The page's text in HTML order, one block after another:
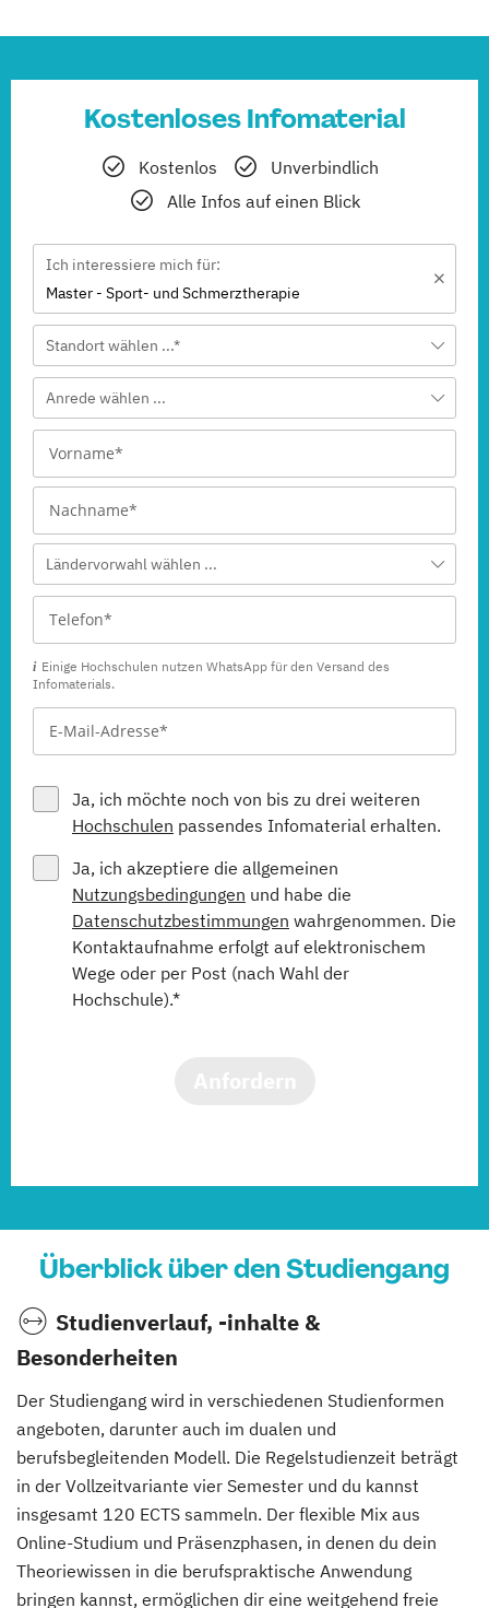
Kostenloses Infomaterial
Kostenlos
Unverbindlich
Alle Infos auf einen Blick
Ich interessiere mich für:
Master - Sport- und Schmerztherapie
Standort wählen ...*
Anrede wählen ...
Ländervorwahl wählen ...
Einige Hochschulen nutzen WhatsApp für den Versand des
Infomaterials.
Ja, ich möchte noch von bis zu drei weiteren
Hochschulen passendes Infomaterial erhalten.
Ja, ich akzeptiere die allgemeinen
Nutzungsbedingungen und habe die
Datenschutzbestimmungen wahrgenommen. Die
Kontaktaufnahme erfolgt auf elektronischem
Wege oder per Post (nach Wahl der
Hochschule).*
Überblick über den Studiengang
Studienverlauf, -inhalte &
Besonderheiten
Der Studiengang wird in verschiedenen Studienformen
angeboten, darunter auch im dualen und
berufsbegleitenden Modell. Die Regelstudienzeit beträgt
in der Vollzeitvariante vier Semester und du kannst
insgesamt 120 ECTS sammeln. Der flexible Mix aus
Online-Studium und Präsenzphasen, in denen du dein
Theoriewissen in die berufspraktische Anwendung
bringen kannst, ermöglichen dir eine weitgehend freie